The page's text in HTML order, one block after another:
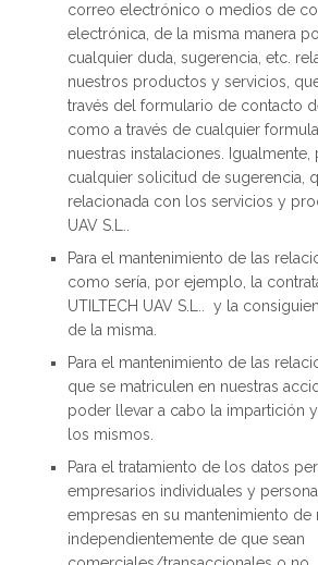
correo electrónico o medios de
electrónica, de la misma manera
cualquier duda, sugerencia, etc.
nuestros productos y servicios,
través del formulario de contacto
como a través de cualquier
nuestras instalaciones. Igualmente,
cualquier solicitud de sugerencia,
relacionada con los servicios y
UAV S.L..
Para el mantenimiento de las
como sería, por ejemplo, la
UTILTECH UAV S.L.. y la
de la misma.
Para el mantenimiento de las
que se matriculen en nuestras
poder llevar a cabo la impartición
los mismos.
Para el tratamiento de los datos
empresarios individuales y
empresas en su mantenimiento de
independientemente de que sean